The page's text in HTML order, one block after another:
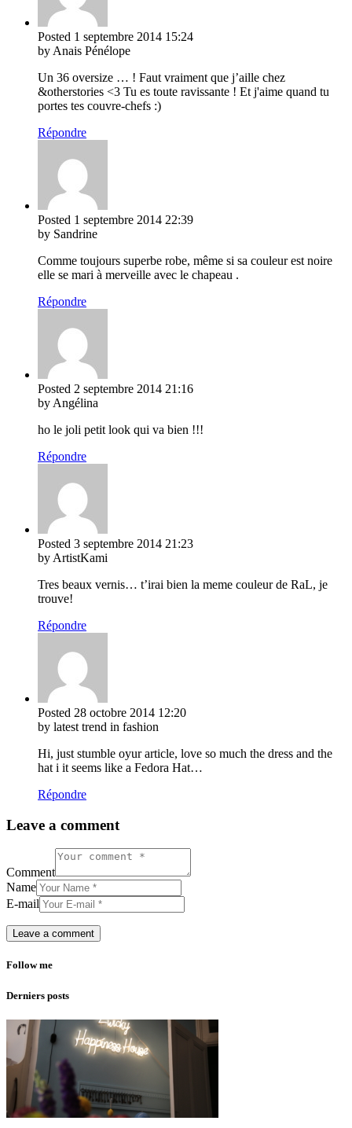
Posted 1 septembre 2014 15:24
by Anais Pénélope
Un 36 oversize … ! Faut vraiment que j’aille chez
&otherstories <3 Tu es toute ravissante ! Et j'aime quand tu
portes tes couvre-chefs :)
Répondre
Posted 1 septembre 2014 22:39
by Sandrine
Comme toujours superbe robe, même si sa couleur est noire
elle se mari à merveille avec le chapeau .
Répondre
Posted 2 septembre 2014 21:16
by Angélina
ho le joli petit look qui va bien !!!
Répondre
Posted 3 septembre 2014 21:23
by ArtistKami
Tres beaux vernis… t’irai bien la meme couleur de RaL, je
trouve!
Répondre
Posted 28 octobre 2014 12:20
by latest trend in fashion
Hi, just stumble oyur article, love so much the dress and the
hat i it seems like a Fedora Hat…
Répondre
Leave a comment
Comment
Name
E-mail
Follow me
Derniers posts